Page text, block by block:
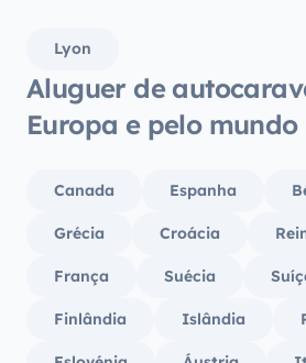
Lyon
Aluguer de
Europa e pelo mundo
Canada Espanha
Grécia Croácia
França Suécia
Finlândia Islândia